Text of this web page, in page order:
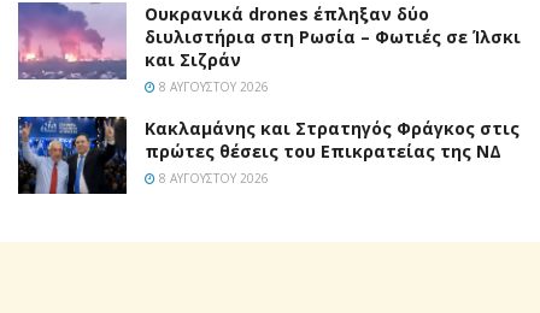
Ουκρανικά drones έπληξαν δύο
διυλιστήρια στη Ρωσία – Φωτιές σε Ίλσκι
και Σιζράν
8 ΑΥΓΟΎΣΤΟΥ 2026
Κακλαμάνης και Στρατηγός Φράγκος στις
πρώτες θέσεις του Επικρατείας της ΝΔ
8 ΑΥΓΟΎΣΤΟΥ 2026